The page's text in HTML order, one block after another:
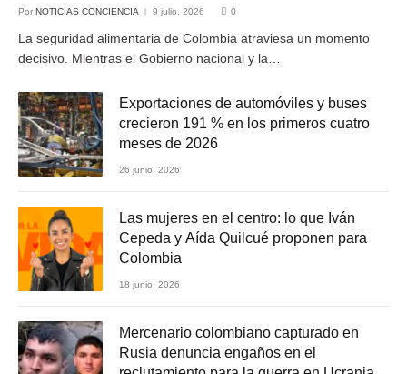
Por NOTICIAS CONCIENCIA 9 julio, 2026 0
La seguridad alimentaria de Colombia atraviesa un momento
decisivo. Mientras el Gobierno nacional y la…
Exportaciones de automóviles y buses
crecieron 191 % en los primeros cuatro
meses de 2026
26 junio, 2026
Las mujeres en el centro: lo que Iván
Cepeda y Aída Quilcué proponen para
Colombia
18 junio, 2026
Mercenario colombiano capturado en
Rusia denuncia engaños en el